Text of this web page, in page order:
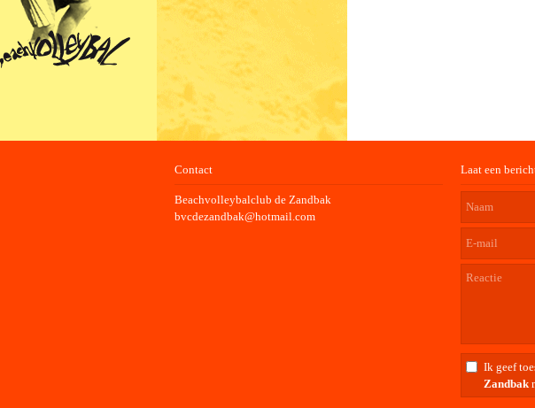
Contact
Beachvolleybalclub de Zandbak
bvcdezandbak@hotmail.com
Laat een
Ik geef
Zandbak